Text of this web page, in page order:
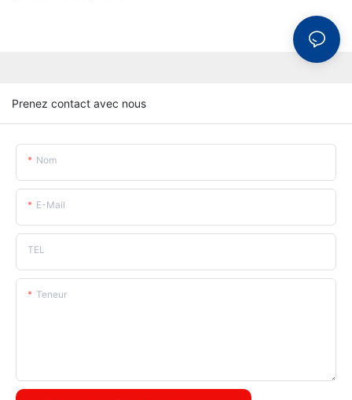
Prenez contact avec nous
Nom
E-Mail
TEL
Teneur